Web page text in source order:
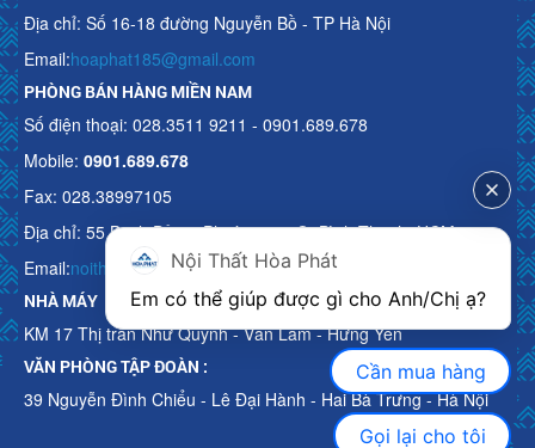
Địa chỉ: Số 16-18 đường Nguyễn Bồ - TP Hà Nội
Email:hoaphat185@gmail.com
PHÒNG BÁN HÀNG MIỀN NAM
Số điện thoại: 028.3511 9211 - 0901.689.678
Mobile: 0901.689.678
Fax: 028.38997105
Địa chỉ: 55 Bạch Đằng, Phường 15, Q. Bình Thạnh, HCM
Email:noithathoaphattot@gmail.com
NHÀ MÁY
KM 17 Thị trấn Như Quỳnh - Văn Lâm - Hưng Yên
VĂN PHÒNG TẬP ĐOÀN :
39 Nguyễn Đình Chiểu - Lê Đại Hành - Hai Bà Trưng - Hà Nội
Nội Thất Hòa Phát
Cần mua hàng
Gọi lại cho tôi